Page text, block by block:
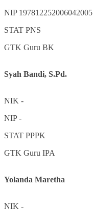
NIP 197812252006042005
STAT PNS
GTK Guru BK
Syah Bandi, S.Pd.
NIK -
NIP-
STAT PPPK
GTK Guru IPA
Yolanda Maretha
NIK -